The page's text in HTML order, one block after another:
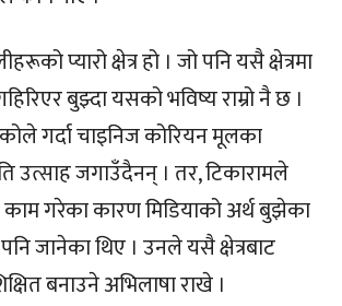
प्यारो क्षेत्र हो । जो पनि यसै क्षेत्रमा
बुझ्दा यसको भविष्य राम्रो नै छ ।
गर्दा चाइनिज कोरियन मूलका
उत्साह जगाउँदैनन् । तर, टिकारामले
काम गरेका कारण मिडियाको अर्थ बुझेका
पनि जानेका थिए । उनले यसै क्षेत्रबाट
बनाउने अभिलाषा राखे ।